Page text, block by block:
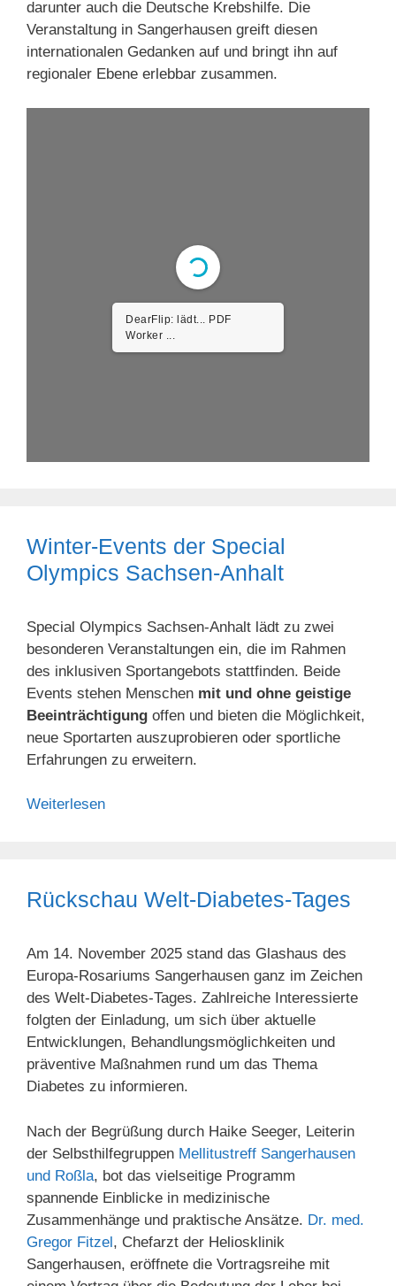
darunter auch die Deutsche Krebshilfe. Die
Veranstaltung in Sangerhausen greift diesen
internationalen Gedanken auf und bringt ihn auf
regionaler Ebene erlebbar zusammen.
DearFlip: lädt... PDF
Worker ...
Winter-Events der Special
Olympics Sachsen-Anhalt
Special Olympics Sachsen-Anhalt lädt zu zwei
besonderen Veranstaltungen ein, die im Rahmen
des inklusiven Sportangebots stattfinden. Beide
Events stehen Menschen mit und ohne geistige
Beeinträchtigung offen und bieten die Möglichkeit,
neue Sportarten auszuprobieren oder sportliche
Erfahrungen zu erweitern.
Weiterlesen
Rückschau Welt-Diabetes-Tages
Am 14. November 2025 stand das Glashaus des
Europa-Rosariums Sangerhausen ganz im Zeichen
des Welt-Diabetes-Tages. Zahlreiche Interessierte
folgten der Einladung, um sich über aktuelle
Entwicklungen, Behandlungsmöglichkeiten und
präventive Maßnahmen rund um das Thema
Diabetes zu informieren.
Nach der Begrüßung durch Haike Seeger, Leiterin
der Selbsthilfegruppen Mellitustreff Sangerhausen
und Roßla, bot das vielseitige Programm
spannende Einblicke in medizinische
Zusammenhänge und praktische Ansätze. Dr. med.
Gregor Fitzel, Chefarzt der Heliosklinik
Sangerhausen, eröffnete die Vortragsreihe mit